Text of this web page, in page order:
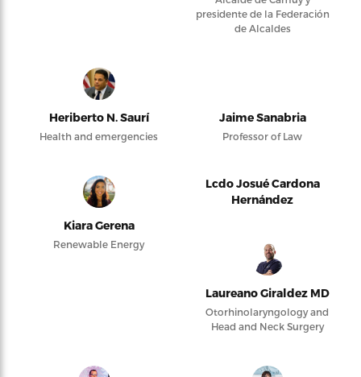
presidente de la Federación
de Alcaldes
Heriberto N. Saurí
Health and emergencies
Jaime Sanabria
Professor of Law
Kiara Gerena
Renewable Energy
Lcdo Josué Cardona
Hernández
Laureano Giraldez MD
Otorhinolaryngology and
Head and Neck Surgery